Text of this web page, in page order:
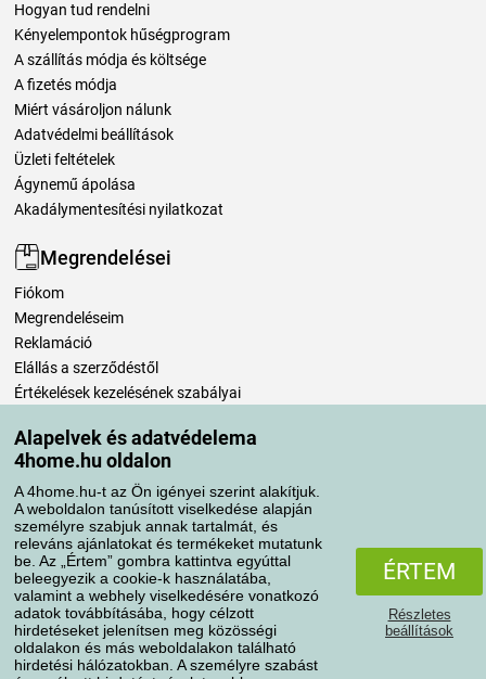
Alapelvek és adatvédelema
4home.hu oldalon
A 4home.hu-t az Ön igényei szerint alakítjuk.
A weboldalon tanúsított viselkedése alapján
személyre szabjuk annak tartalmát, és
releváns ajánlatokat és termékeket mutatunk
be. Az „Értem” gombra kattintva egyúttal
beleegyezik a cookie-k használatába,
valamint a webhely viselkedésére vonatkozó
adatok továbbításába, hogy célzott
hirdetéseket jelenítsen meg közösségi
oldalakon és más weboldalakon található
hirdetési hálózatokban. A személyre szabást
ÉRTEM
Részletes
beállítások
Hogyan tud rendelni
Kényelempontok hűségprogram
A szállítás módja és költsége
A fizetés módja
Miért vásároljon nálunk
Adatvédelmi beállítások
Üzleti feltételek
Ágynemű ápolása
Akadálymentesítési nyilatkozat
Megrendelései
Fiókom
Megrendeléseim
Reklamáció
Elállás a szerződéstől
Értékelések kezelésének szabályai
Szállítási módok
Fizetési módok